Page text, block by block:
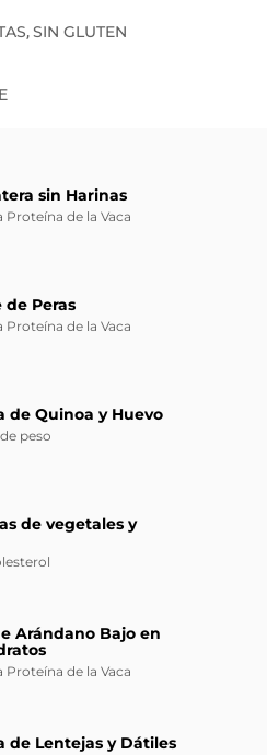
,SIN GLUTEN
sin Harinas
Proteína de la Vaca
Peras
Proteína de la Vaca
de Quinoa y Huevo
peso
de vegetales y
Arándano Bajo en
Proteína de la Vaca
de Lentejas y Dátiles